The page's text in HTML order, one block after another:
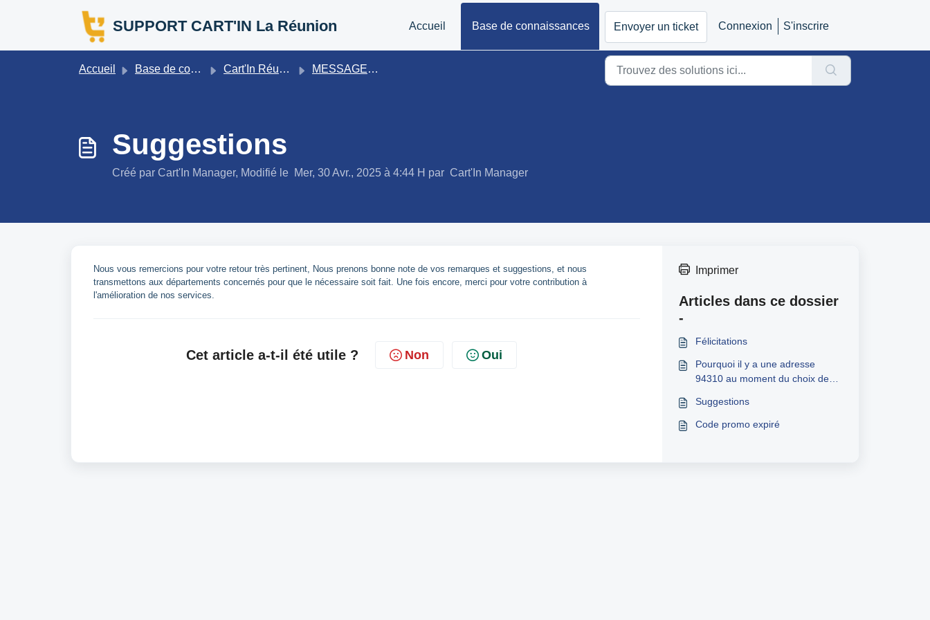
SUPPORT CART'IN La Réunion Accueil Base de connaissances Envoyer un ticket Connexion S'inscrire
Accueil Base de connaissances Cart'In Réunion FAQ MESSAGES CLIENTS
Suggestions
Créé par Cart'In Manager, Modifié le Mer, 30 Avr., 2025 à 4:44 H par Cart'In Manager
Nous vous remercions pour votre retour très pertinent, Nous prenons bonne note de vos remarques et suggestions, et nous
transmettons aux départements concernés pour que le nécessaire soit fait. Une fois encore, merci pour votre contribution à
l'amélioration de nos services.
Cet article a-t-il été utile ? Non Oui
Imprimer
Articles dans ce dossier
-
Félicitations
Pourquoi il y a une adresse
94310 au moment du choix de
Suggestions
Code promo expiré